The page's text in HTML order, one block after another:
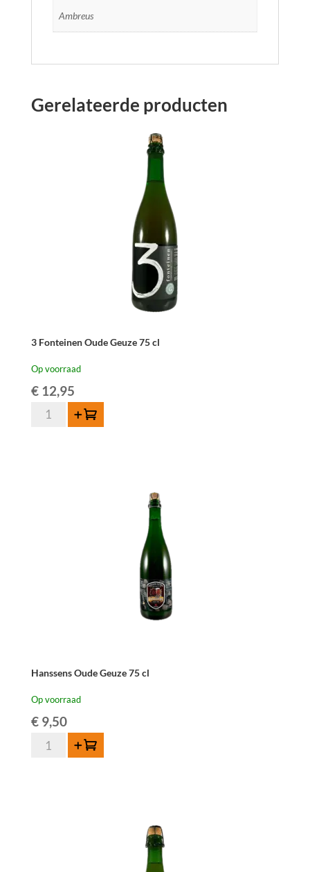
Ambreus
Gerelateerde producten
3 Fonteinen Oude Geuze 75 cl
Op voorraad
€12,95
Fonteinen
Toevoegen
Hanssens Oude Geuze 75 cl
Op voorraad
€9,50
Hanssens
Toevoegen